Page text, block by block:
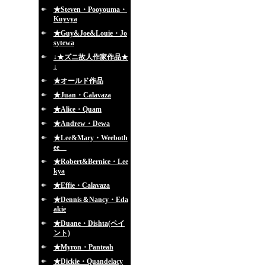
★Steven・Pooyouma・
Kuyvya
★Guy&Joe&Louie・Jo
sytewa
↓★ズニ故人作家作品★
↓
★オールド作品
★Juan・Calavaza
★Alice・Quam
★Andrew・Dewa
★Lee&Mary・Weeboth
ee
★Robert&Bernice・Lee
kya
★Effie・Calavaza
★Dennis＆Nancy・Eda
akie
★Duane・Dishta(ペイ
ント)
★Myron・Panteah
★Dickie・Quandelacy